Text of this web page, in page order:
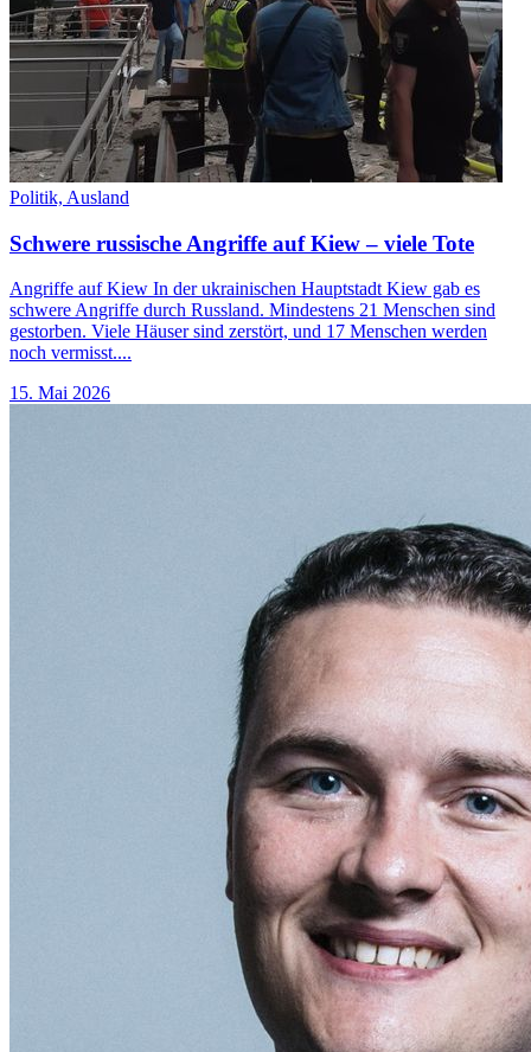
Politik, Ausland
Schwere russische Angriffe auf Kiew – viele Tote
Angriffe auf Kiew In der ukrainischen Hauptstadt Kiew gab es
schwere Angriffe durch Russland. Mindestens 21 Menschen sind
gestorben. Viele Häuser sind zerstört, und 17 Menschen werden
noch vermisst....
15. Mai 2026